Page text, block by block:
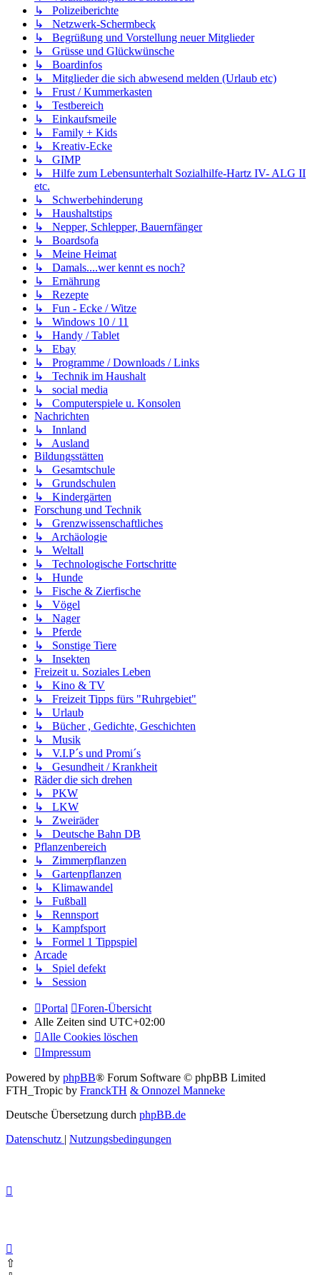
↳ Polizeiberichte
↳ Netzwerk-Schermbeck
↳ Begrüßung und Vorstellung neuer Mitglieder
↳ Grüsse und Glückwünsche
↳ Boardinfos
↳ Mitglieder die sich abwesend melden (Urlaub etc)
↳ Frust / Kummerkasten
↳ Testbereich
↳ Einkaufsmeile
↳ Family + Kids
↳ Kreativ-Ecke
↳ GIMP
↳ Hilfe zum Lebensunterhalt Sozialhilfe-Hartz IV- ALG II
etc.
↳ Schwerbehinderung
↳ Haushaltstips
↳ Nepper, Schlepper, Bauernfänger
↳ Boardsofa
↳ Meine Heimat
↳ Damals....wer kennt es noch?
↳ Ernährung
↳ Rezepte
↳ Fun - Ecke / Witze
↳ Windows 10 / 11
↳ Handy / Tablet
↳ Ebay
↳ Programme / Downloads / Links
↳ Technik im Haushalt
↳ social media
↳ Computerspiele u. Konsolen
Nachrichten
↳ Innland
↳ Ausland
Bildungsstätten
↳ Gesamtschule
↳ Grundschulen
↳ Kindergärten
Forschung und Technik
↳ Grenzwissenschaftliches
↳ Archäologie
↳ Weltall
↳ Technologische Fortschritte
↳ Hunde
↳ Fische & Zierfische
↳ Vögel
↳ Nager
↳ Pferde
↳ Sonstige Tiere
↳ Insekten
Freizeit u. Soziales Leben
↳ Kino & TV
↳ Freizeit Tipps fürs "Ruhrgebiet"
↳ Urlaub
↳ Bücher , Gedichte, Geschichten
↳ Musik
↳ V.I.P´s und Promi´s
↳ Gesundheit / Krankheit
Räder die sich drehen
↳ PKW
↳ LKW
↳ Zweiräder
↳ Deutsche Bahn DB
Pflanzenbereich
↳ Zimmerpflanzen
↳ Gartenpflanzen
↳ Klimawandel
↳ Fußball
↳ Rennsport
↳ Kampfsport
↳ Formel 1 Tippspiel
Arcade
↳ Spiel defekt
↳ Session
Portal
Foren-Übersicht
Alle Zeiten sind UTC+02:00
Alle Cookies löschen
Impressum
Powered by phpBB® Forum Software © phpBB Limited
FTH_Tropic by FranckTH & Onnozel Manneke
Deutsche Übersetzung durch phpBB.de
Datenschutz | Nutzungsbedingungen
⇧